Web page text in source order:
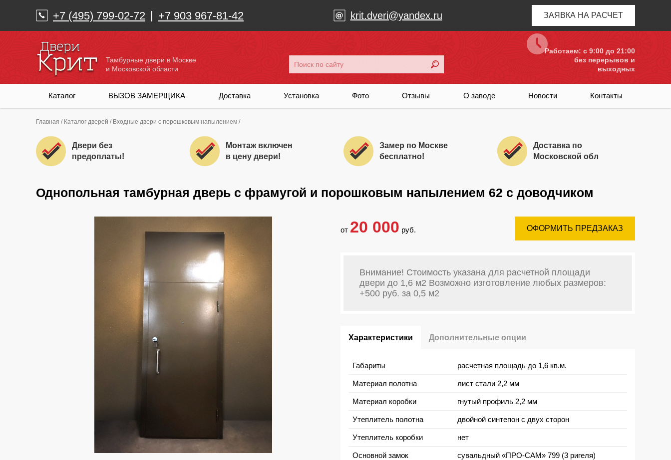
+7 (495) 799-02-72 | +7 903 967-81-42 krit.dveri@yandex.ru ЗАЯВКА НА РАСЧЕТ
Тамбурные двери в Москве
и Московской области
Работаем: c 9:00 до 21:00
без перерывов и
выходных
Каталог ВЫЗОВ ЗАМЕРЩИКА Доставка Установка Фото Отзывы О заводе Новости Контакты
Главная / Каталог дверей / Входные двери с порошковым напылением /
Двери без
предоплаты!
Монтаж включен
в цену двери!
Замер по Москве
бесплатно!
Доставка по
Московской обл
Однопольная тамбурная дверь с фрамугой и порошковым напылением 62 с доводчиком
от 20 000 руб. ОФОРМИТЬ ПРЕДЗАКАЗ
Внимание! Стоимость указана для расчетной площади
двери до 1,6 м2 Возможно изготовление любых размеров:
+500 руб. за 0,5 м2
Характеристики Дополнительные опции
Габариты расчетная площадь до 1,6 кв.м.
Материал полотна лист стали 2,2 мм
Материал коробки гнутый профиль 2,2 мм
Утеплитель полотна двойной синтепон с двух сторон
Утеплитель коробки нет
Основной замок сувальдный «ПРО-САМ» 799 (3 ригеля)